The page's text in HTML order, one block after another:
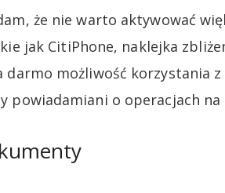
że nie warto aktywować
jak CitiPhone, naklejka
darmo możliwość korzystania
powiadamiani o operacjach na